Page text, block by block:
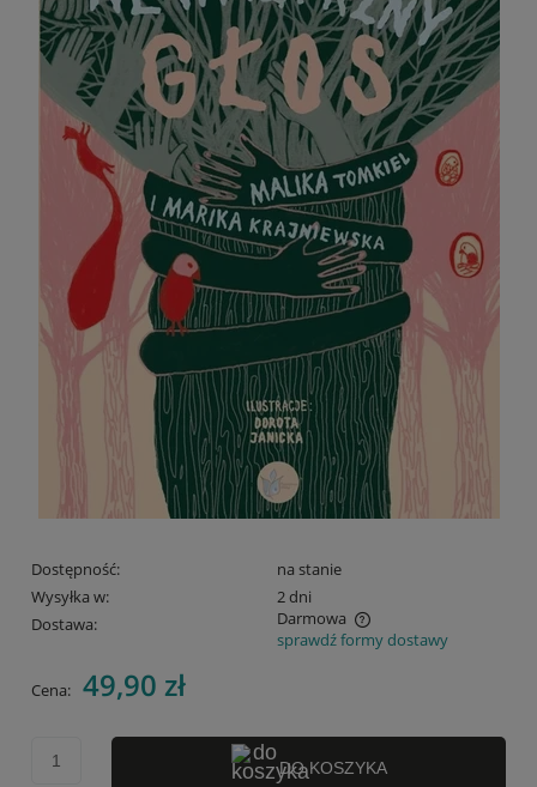
Dostępność:
na stanie
Wysyłka w:
2 dni
Dostawa:
Darmowa
Cena nie zawiera ewentualnych kosztów płatności
sprawdź formy dostawy
Cena: 49,90 zł
DO KOSZYKA